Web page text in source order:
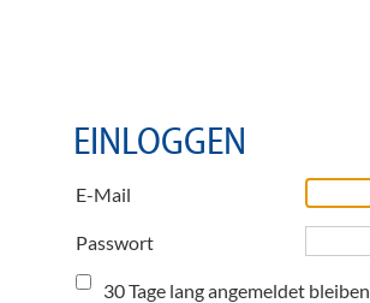
EINLOGGEN
E-Mail
Passwort
30 Tage lang angemeldet bleiben